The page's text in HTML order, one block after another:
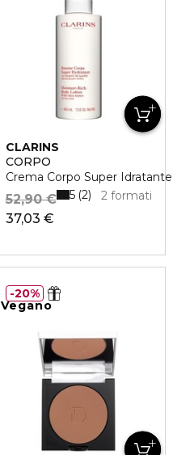
CLARINS
CORPO
Crema Corpo Super Idratante
37,03 €
52,90 € 2 formati
5 2
Vegano
20%